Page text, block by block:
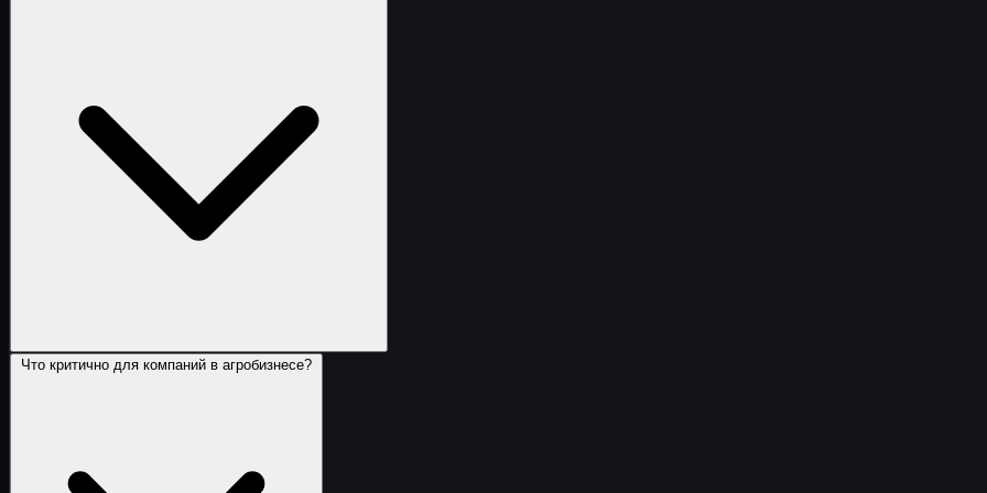
Да. Часто лучший путь — сначала сайт или реклама, потом SEO, CRM и контент, когда уже есть первые
Что критично для компаний в агробизнесе?